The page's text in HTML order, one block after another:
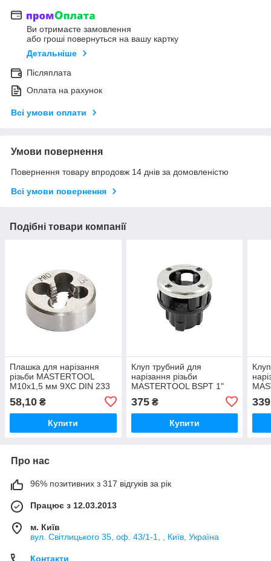
Ви отримаєте замовлення
або гроші повернуться на вашу картку
Детальніше
Післяплата
Оплата на рахунок
Всі умови оплати
Умови повернення
Повернення товару впродовж 14 днів за домовленістю
Всі умови повернення
Подібні товари компанії
Плашка для нарізання
різьби MASTERTOOL
M10х1,5 мм 9ХС DIN 233
58,10 ₴
Купити
Клуп трубний для
нарізання різьби
MASTERTOOL BSPT 1"
375₴
Купити
339
Про нас
96% позитивних з 317 відгуків за рік
Працює з 12.03.2013
м. Київ
вул. Світлицького 35, оф. 43/1-1, , Київ, Україна
Контакти